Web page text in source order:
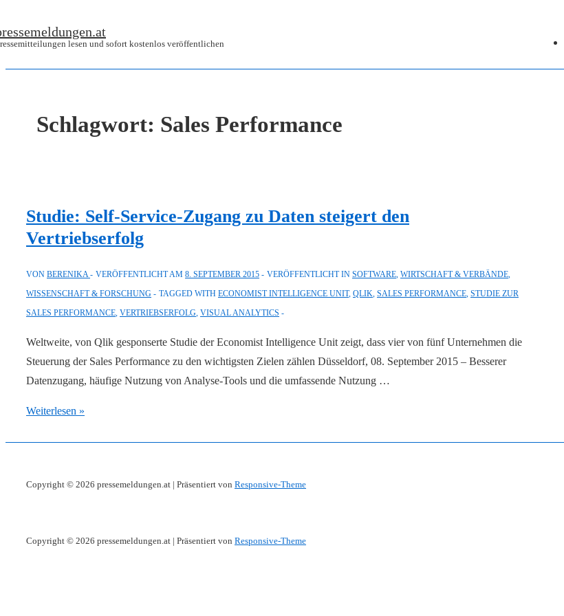
Zum
lesen und sofort kostenlos veröffentlichen
Schlagwort: Sales Performance
Studie: Self-Service-Zugang zu Daten steigert den
Vertriebserfolg
VON BERENIKA VERÖFFENTLICHT AM 8. SEPTEMBER 2015 VERÖFFENTLICHT IN SOFTWARE, WIRTSCHAFT & VERBÄNDE,
WISSENSCHAFT & FORSCHUNG
TAGGED WITH ECONOMIST INTELLIGENCE UNIT, QLIK, SALES PERFORMANCE, STUDIE ZUR
SALES PERFORMANCE, VERTRIEBSERFOLG, VISUAL ANALYTICS
Weltweite, von Qlik gesponserte Studie der Economist Intelligence Unit zeigt, dass vier von fünf Unternehmen die
Steuerung der Sales Performance zu den wichtigsten Zielen zählen Düsseldorf, 08. September 2015 – Besserer
Datenzugang, häufige Nutzung von Analyse-Tools und die umfassende Nutzung …
Studie:
zu
den
Weiterlesen »
Copyright © 2026 pressemeldungen.at | Präsentiert von Responsive-Theme
Copyright © 2026 pressemeldungen.at | Präsentiert von Responsive-Theme